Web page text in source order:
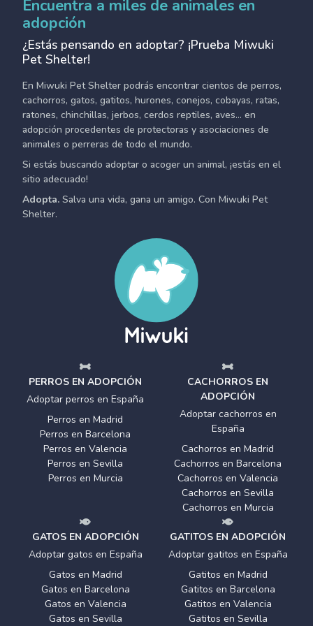
Encuentra a miles de animales en
adopción
¿Estás pensando en adoptar? ¡Prueba Miwuki
Pet Shelter!
En Miwuki Pet Shelter podrás encontrar cientos de perros,
cachorros, gatos, gatitos, hurones, conejos, cobayas, ratas,
ratones, chinchillas, jerbos, cerdos reptiles, aves... en
adopción procedentes de protectoras y asociaciones de
animales o perreras de todo el mundo.
Si estás buscando adoptar o acoger un animal, ¡estás en el
sitio adecuado!
Adopta. Salva una vida, gana un amigo. Con Miwuki Pet
Shelter.
PERROS EN ADOPCIÓN
Adoptar perros en España
Perros en Madrid
Perros en Barcelona
Perros en Valencia
Perros en Sevilla
Perros en Murcia
CACHORROS EN
ADOPCIÓN
Adoptar cachorros en
España
Cachorros en Madrid
Cachorros en Barcelona
Cachorros en Valencia
Cachorros en Sevilla
Cachorros en Murcia
GATOS EN ADOPCIÓN
Adoptar gatos en España
Gatos en Madrid
Gatos en Barcelona
Gatos en Valencia
Gatos en Sevilla
GATITOS EN ADOPCIÓN
Adoptar gatitos en España
Gatitos en Madrid
Gatitos en Barcelona
Gatitos en Valencia
Gatitos en Sevilla